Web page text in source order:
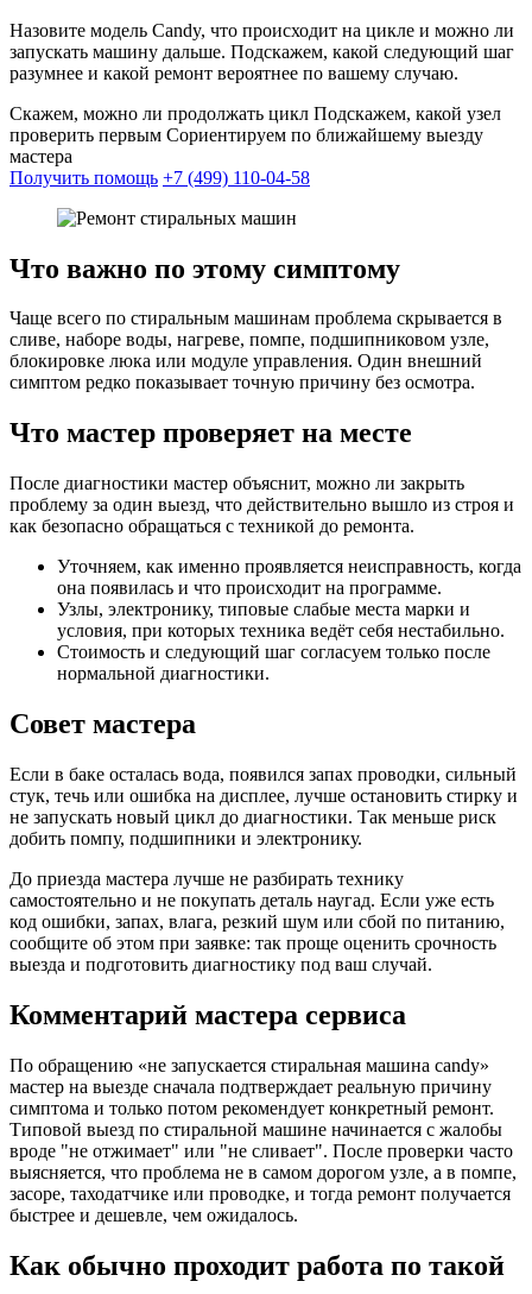
Назовите модель Candy, что происходит на цикле и можно ли
запускать машину дальше. Подскажем, какой следующий шаг
разумнее и какой ремонт вероятнее по вашему случаю.
Скажем, можно ли продолжать цикл Подскажем, какой узел
проверить первым Сориентируем по ближайшему выезду
мастера
Получить помощь +7 (499) 110-04-58
Что важно по этому симптому
Чаще всего по стиральным машинам проблема скрывается в
сливе, наборе воды, нагреве, помпе, подшипниковом узле,
блокировке люка или модуле управления. Один внешний
симптом редко показывает точную причину без осмотра.
Что мастер проверяет на месте
После диагностики мастер объяснит, можно ли закрыть
проблему за один выезд, что действительно вышло из строя и
как безопасно обращаться с техникой до ремонта.
Уточняем, как именно проявляется неисправность, когда
она появилась и что происходит на программе.
Узлы, электронику, типовые слабые места марки и
условия, при которых техника ведёт себя нестабильно.
Стоимость и следующий шаг согласуем только после
нормальной диагностики.
Совет мастера
Если в баке осталась вода, появился запах проводки, сильный
стук, течь или ошибка на дисплее, лучше остановить стирку и
не запускать новый цикл до диагностики. Так меньше риск
добить помпу, подшипники и электронику.
До приезда мастера лучше не разбирать технику
самостоятельно и не покупать деталь наугад. Если уже есть
код ошибки, запах, влага, резкий шум или сбой по питанию,
сообщите об этом при заявке: так проще оценить срочность
выезда и подготовить диагностику под ваш случай.
Комментарий мастера сервиса
По обращению «не запускается стиральная машина candy»
мастер на выезде сначала подтверждает реальную причину
симптома и только потом рекомендует конкретный ремонт.
Типовой выезд по стиральной машине начинается с жалобы
вроде "не отжимает" или "не сливает". После проверки часто
выясняется, что проблема не в самом дорогом узле, а в помпе,
засоре, таходатчике или проводке, и тогда ремонт получается
быстрее и дешевле, чем ожидалось.
Как обычно проходит работа по такой